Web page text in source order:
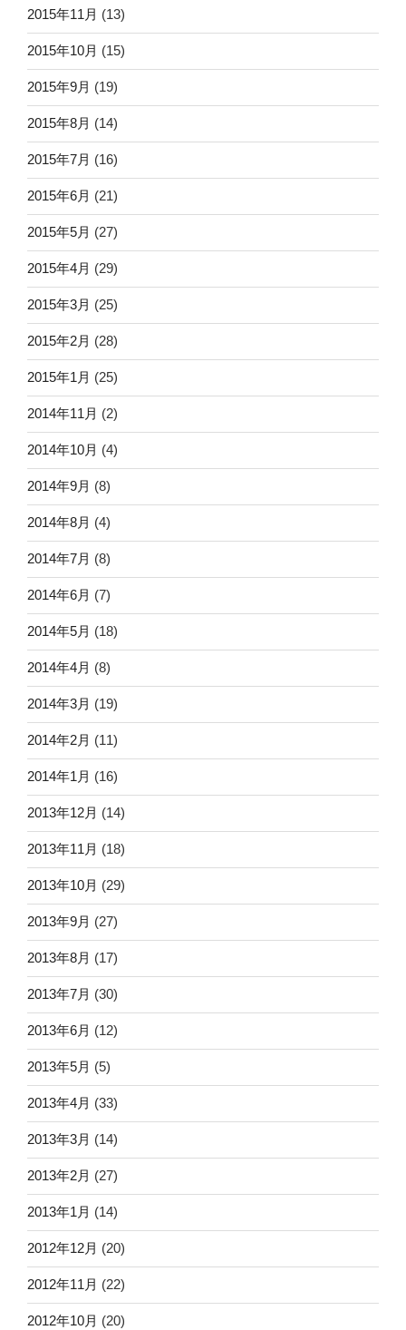
2015年11月 (13)
2015年10月 (15)
2015年9月 (19)
2015年8月 (14)
2015年7月 (16)
2015年6月 (21)
2015年5月 (27)
2015年4月 (29)
2015年3月 (25)
2015年2月 (28)
2015年1月 (25)
2014年11月 (2)
2014年10月 (4)
2014年9月 (8)
2014年8月 (4)
2014年7月 (8)
2014年6月 (7)
2014年5月 (18)
2014年4月 (8)
2014年3月 (19)
2014年2月 (11)
2014年1月 (16)
2013年12月 (14)
2013年11月 (18)
2013年10月 (29)
2013年9月 (27)
2013年8月 (17)
2013年7月 (30)
2013年6月 (12)
2013年5月 (5)
2013年4月 (33)
2013年3月 (14)
2013年2月 (27)
2013年1月 (14)
2012年12月 (20)
2012年11月 (22)
2012年10月 (20)